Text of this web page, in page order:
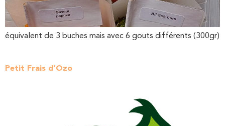
équivalent de 3 buches mais avec 6 gouts différents (300gr)
Petit Frais d’Ozo